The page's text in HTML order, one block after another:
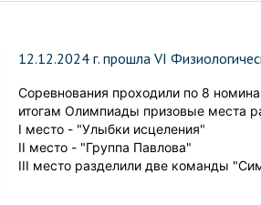
12.12.2024 г. прошла VI
Соревнования проходили по 8
итогам Олимпиады призовые места
I место - "Улыбки исцеления"
II место - "Группа Павлова"
III место разделили две команды